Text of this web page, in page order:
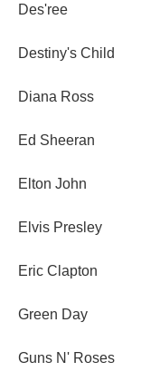
Des'ree
Destiny's Child
Diana Ross
Ed Sheeran
Elton John
Elvis Presley
Eric Clapton
Green Day
Guns N' Roses